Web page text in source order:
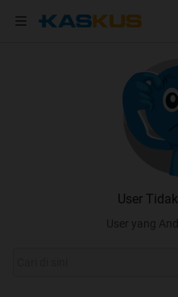
User
User yang